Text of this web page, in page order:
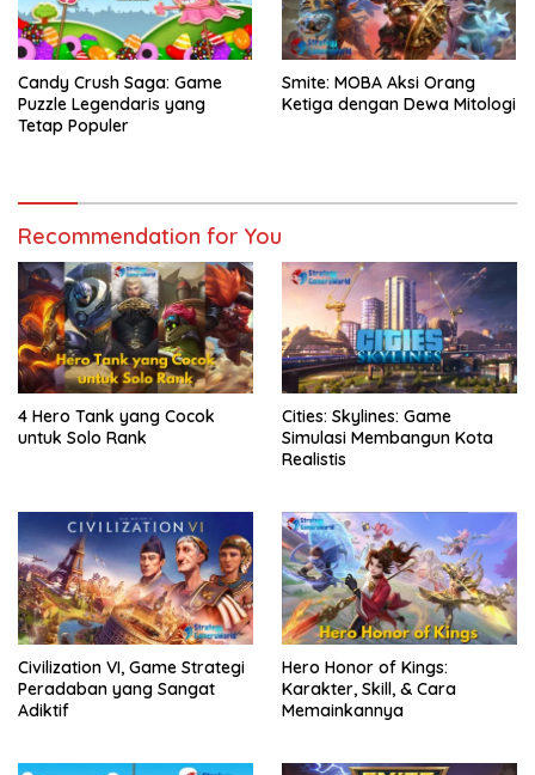
Candy Crush Saga: Game
Puzzle Legendaris yang
Tetap Populer
Smite: MOBA Aksi Orang
Ketiga dengan Dewa Mitologi
Recommendation for You
4 Hero Tank yang Cocok
untuk Solo Rank
Cities: Skylines: Game
Simulasi Membangun Kota
Realistis
Civilization VI, Game Strategi
Peradaban yang Sangat
Adiktif
Hero Honor of Kings:
Karakter, Skill, & Cara
Memainkannya